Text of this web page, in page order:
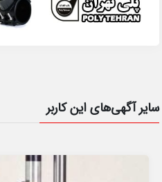
سایر آگهی‌های این کاربر